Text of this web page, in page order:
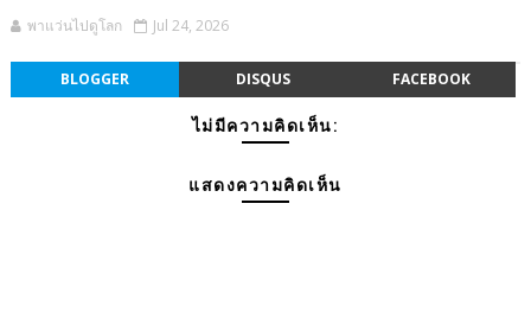
พาแว่นไปดูโลก Jul 24, 2026
BLOGGER DISQUS FACEBOOK
ไม่มีความคิดเห็น:
แสดงความคิดเห็น